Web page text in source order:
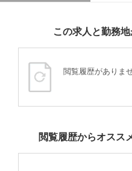
この求人と勤務
閲覧履歴がありま
閲覧履歴からオスス